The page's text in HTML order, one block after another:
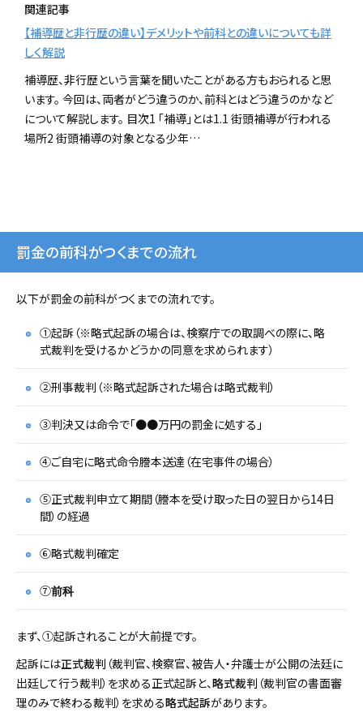
関連記事
【補導歴と非行歴の違い】デメリットや前科との違いについても詳
しく解説
補導歴、非行歴という言葉を聞いたことがある方もおられると思
います。 今回は、両者がどう違うのか、前科とはどう違うのかなど
について解説します。 目次1 「補導」とは1.1 街頭補導が行われる
場所2 街頭補導の対象となる少年…
罰金の前科がつくまでの流れ
以下が罰金の前科がつくまでの流れです。
①起訴（※略式起訴の場合は、検察庁での取調べの際に、略
式裁判を受けるかどうかの同意を求められます）
②刑事裁判（※略式起訴された場合は略式裁判）
③判決又は命令で「●●万円の罰金に処する」
④ご自宅に略式命令謄本送達（在宅事件の場合）
⑤正式裁判申立て期間（謄本を受け取った日の翌日から14日
間）の経過
⑥略式裁判確定
⑦前科
まず、①起訴されることが大前提です。
起訴には正式裁判 （裁判官、検察官、被告人・弁護士が公開の法廷に
出廷して行う裁判）を求める正式起訴と、略式裁判 （裁判官の書面審
理のみで終わる裁判）を求める略式起訴があります。